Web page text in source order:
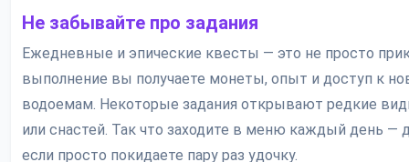
Не забывайте про задания
Ежедневные и эпические квесты — это не просто
выполнение вы получаете монеты, опыт и доступ к
водоемам. Некоторые задания открывают редкие
или снастей. Так что заходите в меню каждый день —
если просто покидаете пару раз удочку.